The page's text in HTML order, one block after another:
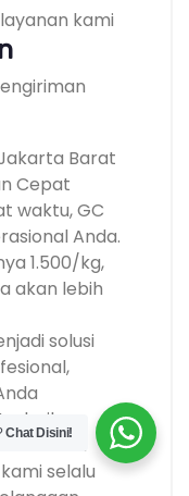
kami
Barat
Cepat
waktu, GC
Anda.
1.500/kg,
akan lebih
solusi
lebih
selalu
Chat Disini!